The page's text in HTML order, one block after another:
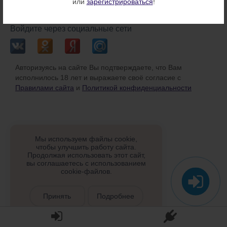
Войдите через социальные сети
Авторизуясь на сайте Вы подтверждаете, что Вам
исполнилось 18 лет и выражаете своё согласие с
Правилами сайта и Политикой конфиденциальности
Мы используем файлы cookie,
чтобы улучшить работу сайта.
Продолжая использовать этот сайт,
вы соглашаетесь с использованием
cookie-файлов.
Принять Подробнее